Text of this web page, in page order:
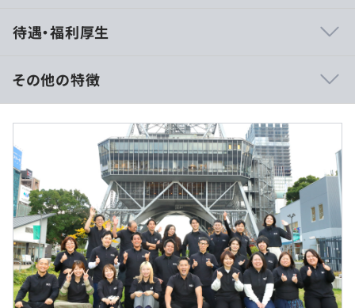
共同開発企業様とレベニューシェア型の共同開発をおこな
相互に質の向上を目指すために、頻繁にディスカッション
しながら、仕様策定、リリースまでおこなっています。
プロジェクトの進め方は各チームにお任せ。プロダクトの
フェイスやチーム規模に応じて柔軟に選択できます。
◆開発プロセスも改善
約15名のエンジニアメンバー同士で日々課題を抽出し、
活発にやり取りながら問題解決・機能開発に取り組んでい
ます。
開発のプロセスや効率化などもメンバー同士で話し合い、
常にアップデートしています。
待遇・福利厚生
■賃金形態：月給制
■賃金の決定方法：当社規定により決定
■想定月給：30万円〜40.7万円（固定残業代を含む）
・基本給：24万円〜32.6万円
・固定残業代：40時間分、6万〜7.4万円（超過分は別途
支給）
（※想定年収は年収提示額を保証するものではありません）
その他の特徴